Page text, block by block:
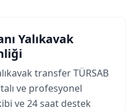
Yalıkavak
transfer TÜRSAB
ve profesyonel
ve 24 saat destek